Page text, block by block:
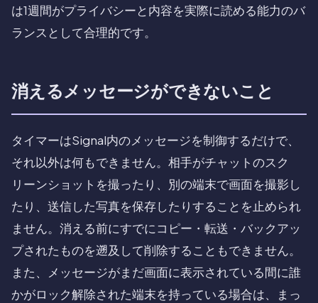
は1週間がプライバシーと内容を実際に読める能力のバ
ランスとして合理的です。
消えるメッセージができないこと
タイマーはSignal内のメッセージを制御するだけで、
それ以外は何もできません。相手がチャットのスク
リーンショットを撮ったり、別の端末で画面を撮影し
たり、送信した写真を保存したりすることを止められ
ません。消える前にすでにコピー・転送・バックアッ
プされたものを遡及して削除することもできません。
また、メッセージがまだ画面に表示されている間に誰
かがロック解除された端末を持っている場合は、まっ